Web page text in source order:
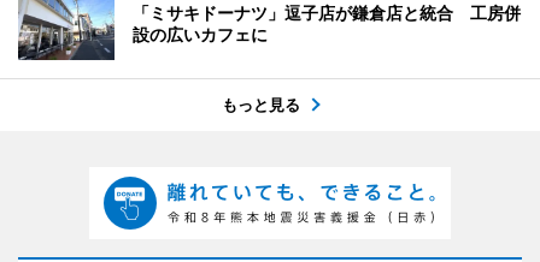
「ミサキドーナツ」逗子店が鎌倉店と統合 工房併
設の広いカフェに
もっと見る